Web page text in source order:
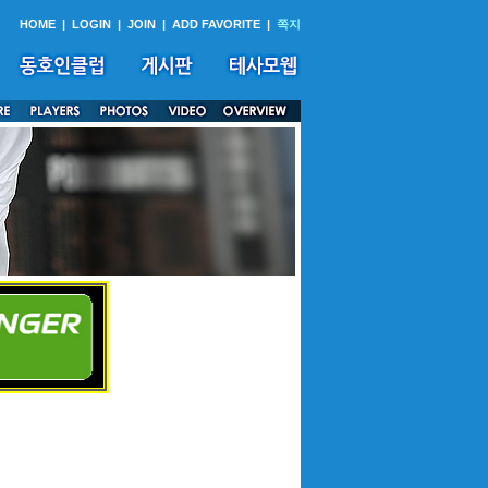
HOME | LOGIN | JOIN | ADD FAVORITE | 쪽지